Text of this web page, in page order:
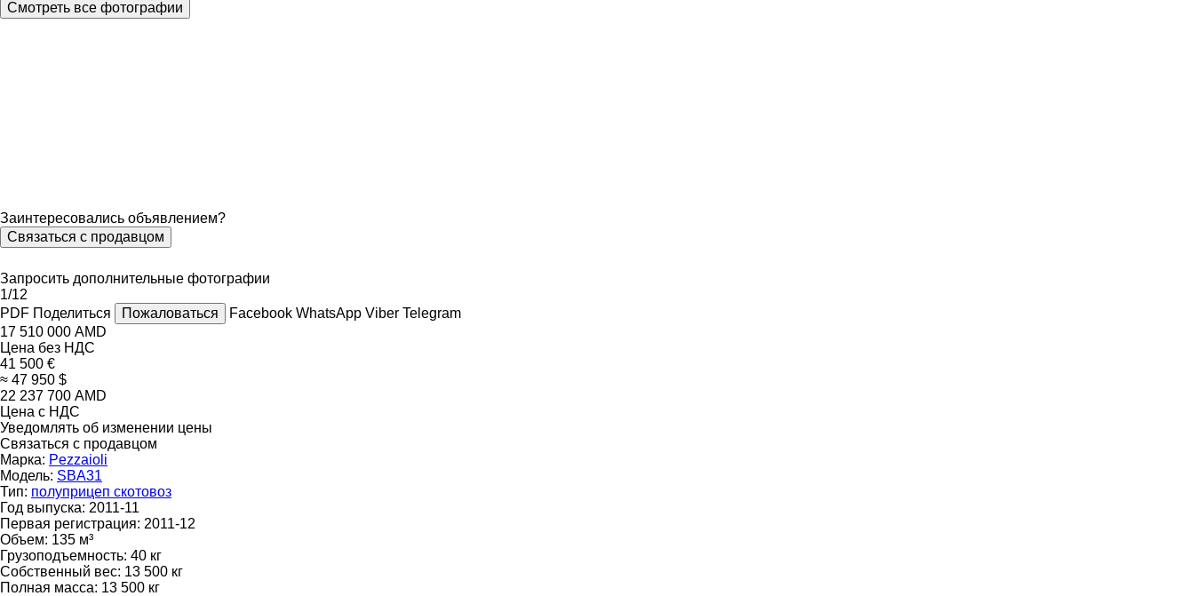
Смотреть все фотографии
Заинтересовались объявлением?
Связаться с продавцом
Запросить дополнительные фотографии
1/12
PDF Поделиться Пожаловаться Facebook WhatsApp Viber Telegram
17 510 000 AMD
Цена без НДС
41 500 €
≈ 47 950 $
22 237 700 AMD
Цена с НДС
Уведомлять об изменении цены
Связаться с продавцом
Марка: Pezzaioli
Модель: SBA31
Тип: полуприцеп скотовоз
Год выпуска: 2011-11
Первая регистрация: 2011-12
Объем: 135 м³
Грузоподъемность: 40 кг
Собственный вес: 13 500 кг
Полная масса: 13 500 кг